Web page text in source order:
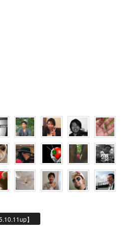
】